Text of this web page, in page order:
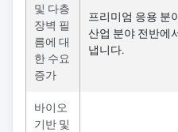
및 다층
장벽 필
름에 대
한 수요
증가
프리미엄 응용 분
산업 분야 전반에
냅니다.
바이오
기반 및